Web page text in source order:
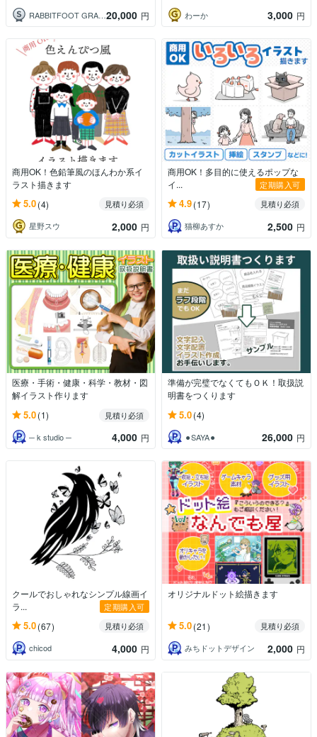
RABBITFOOT GRAPHIC 20,000 円 わーか 3,000 円
商用OK！色鉛筆風のほんわか系イ
ラスト描きます
5.0(4)
見積り必須
星野スウ
2,000 円
商用OK！多目的に使えるポップな
イ...
定期購入可
4.9(17)
見積り必須
猫柳あすか
2,500 円
医療・手術・健康・科学・教材・図
解イラスト作ります
5.0(1)
見積り必須
─ k studio ─
4,000 円
準備が完璧でなくてもＯＫ！取扱説
明書をつくります
5.0(4)
⚫︎SAYA⚫︎ 26,000 円
クールでおしゃれなシンプル線画イ
ラ...
定期購入可
5.0(67)
見積り必須
chicod
4,000 円
オリジナルドット絵描きます
5.0(21)
見積り必須
みちドットデザイン
2,000 円